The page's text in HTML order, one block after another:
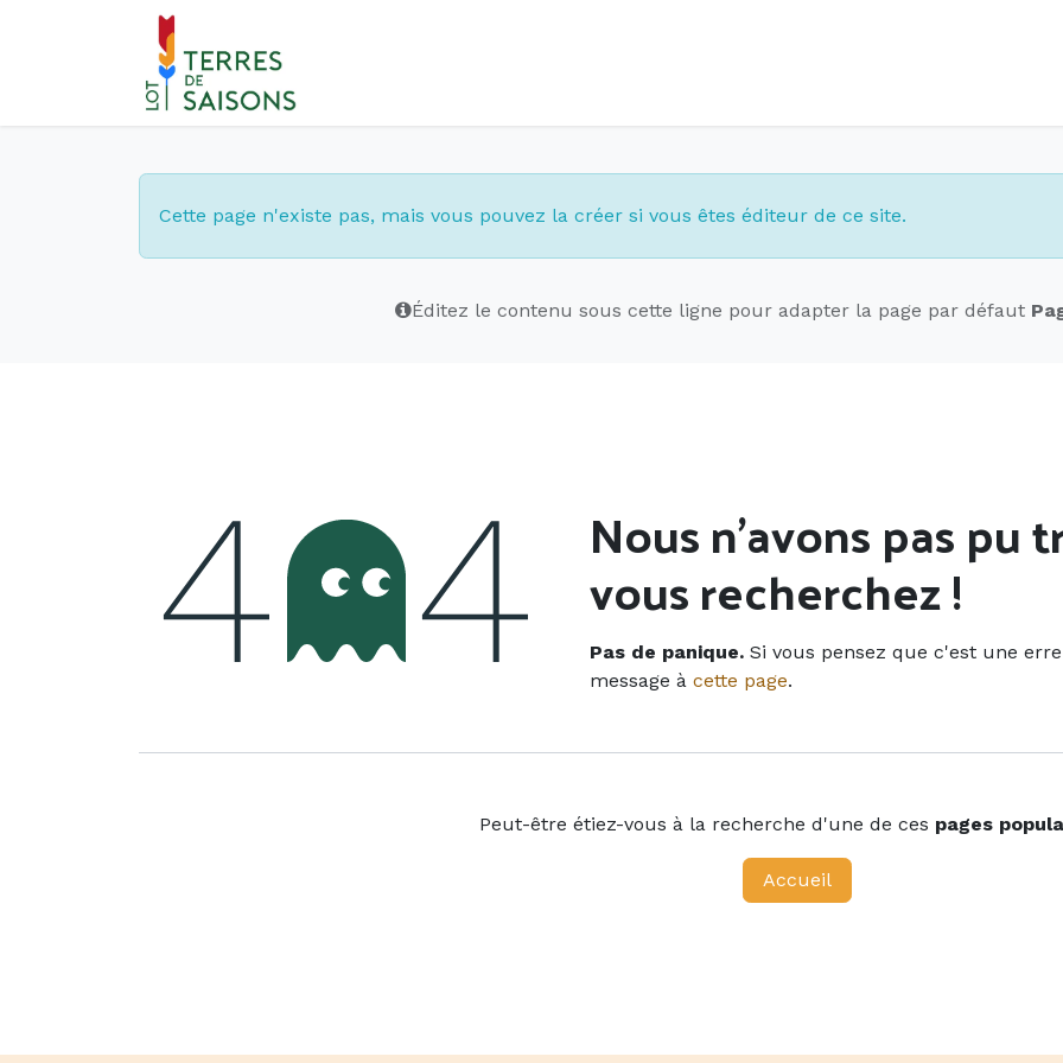
Se rendre au contenu
Cette page n'existe pas, mais vous pouvez la créer si vous êtes éditeur de ce site.
Éditez le contenu sous cette ligne pour adapter la page par défaut
Erreur 404
Nous n'avons pas pu
vous recherchez !
Pas de panique. Si vous pensez que c'est une
message à cette page.
Peut-être étiez-vous à la recherche d'une de ces pages
Accueil